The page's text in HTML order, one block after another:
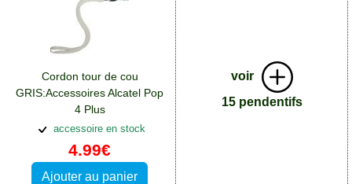
Cordon tour de cou
GRIS:Accessoires Alcatel Pop
4 Plus
accessoire en stock
4.99€
Ajouter au panier
voir
15 pendentifs